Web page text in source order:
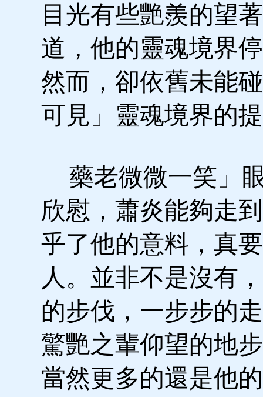
目光有些艷羨的望
道，他的靈魂境界
然而，卻依舊未能
可見」靈魂境界的
藥老微微一笑」
欣慰，蕭炎能夠走
乎了他的意料，真
人。並非不是沒有
的步伐，一步步的
驚艷之輩仰望的地
當然更多的還是他